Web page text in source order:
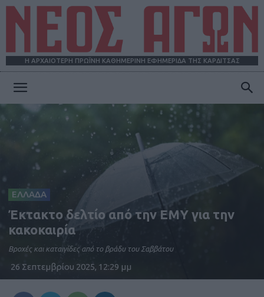
Η ΑΡΧΑΙΟΤΕΡΗ ΠΡΩΪΝΗ ΚΑΘΗΜΕΡΙΝΗ ΕΦΗΜΕΡΙΔΑ ΤΗΣ ΚΑΡΔΙΤΣΑΣ
ΑΓΩΝ
ΕΛΛΑΔΑ
Έκτακτο δελτίο από την ΕΜΥ για την
κακοκαιρία
Βροχές και καταιγίδες από το βράδυ του Σαββάτου
26 Σεπτεμβρίου 2025, 12:29 μμ